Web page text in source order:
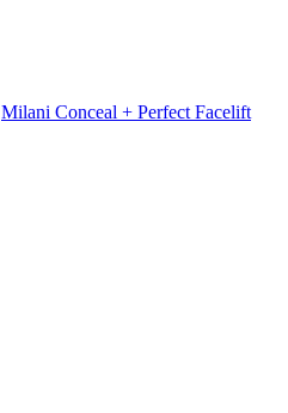
Milani Conceal + Perfect Facelift